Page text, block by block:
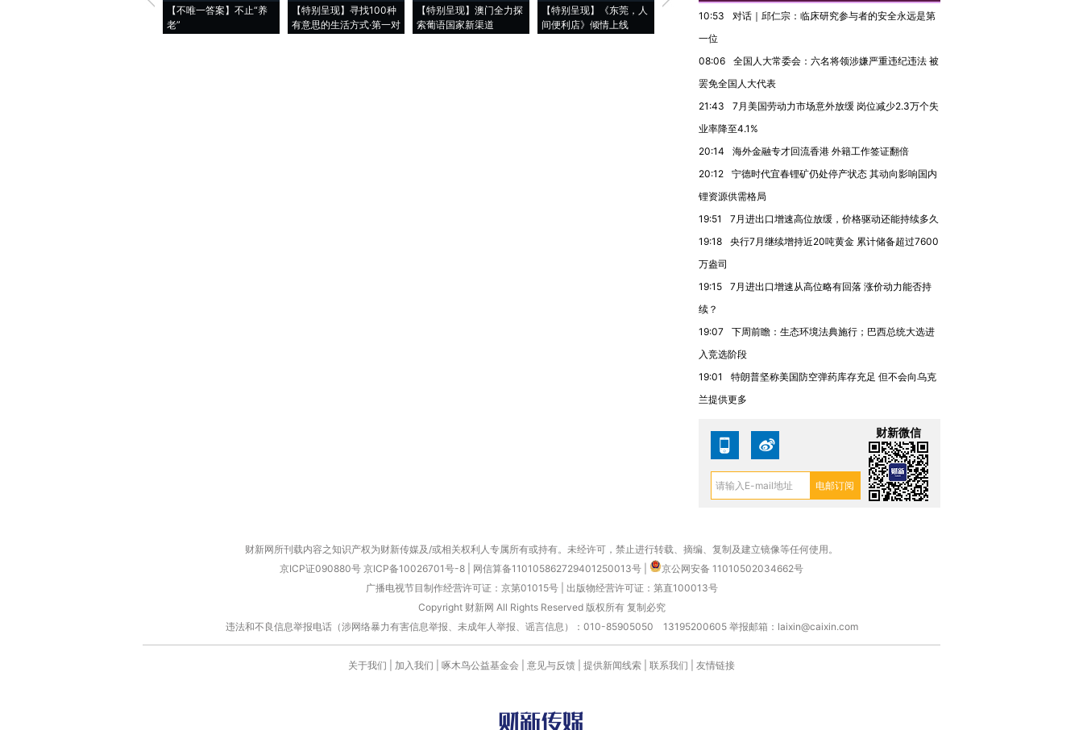
【不唯一答案】不止“养
老”
【特别呈现】寻找100种
有意思的生活方式·第一对
【特别呈现】澳门全力探
索葡语国家新渠道
【特别呈现】《东莞，人
间便利店》倾情上线
会，让数智科技“链”接产
【特别呈现】寻找100种
有意思的生活方式·第三对
CFO：不靠规模取胜，华
住三大增长引擎是什么？
10:53
对话｜邱仁宗：临床研究参与者的安全永远是第
一位
08:06
全国人大常委会：六名将领涉嫌严重违纪违法 被
罢免全国人大代表
21:43
7月美国劳动力市场意外放缓 岗位减少2.3万个失
业率降至4.1%
20:14
海外金融专才回流香港 外籍工作签证翻倍
20:12
宁德时代宜春锂矿仍处停产状态 其动向影响国内
锂资源供需格局
19:51
7月进出口增速高位放缓，价格驱动还能持续多久
19:18
央行7月继续增持近20吨黄金 累计储备超过7600
万盎司
19:15
7月进出口增速从高位略有回落 涨价动力能否持
续？
19:07
下周前瞻：生态环境法典施行；巴西总统大选进
入竞选阶段
19:01
特朗普坚称美国防空弹药库存充足 但不会向乌克
兰提供更多
财新微信
财新网所刊载内容之知识产权为财新传媒及/或相关权利人专属所有或持有。未经许可，禁止进行转载、摘编、复制及建立镜像等任何使用。
京ICP证090880号 京ICP备10026701号-8 网信算备110105862729401250013号
京公网安备 11010502034662号
广播电视节目制作经营许可证：京第01015号| 出版物经营许可证：第直100013号
Copyright 财新网 All Rights Reserved 版权所有 复制必究
违法和不良信息举报电话（涉网络暴力有害信息举报、未成年人举报、谣言信息）：010-85905050 13195200605 举报邮箱：laixin@caixin.com
关于我们 加入我们 啄木鸟公益基金会 意见与反馈 提供新闻线索 联系我们 友情链接